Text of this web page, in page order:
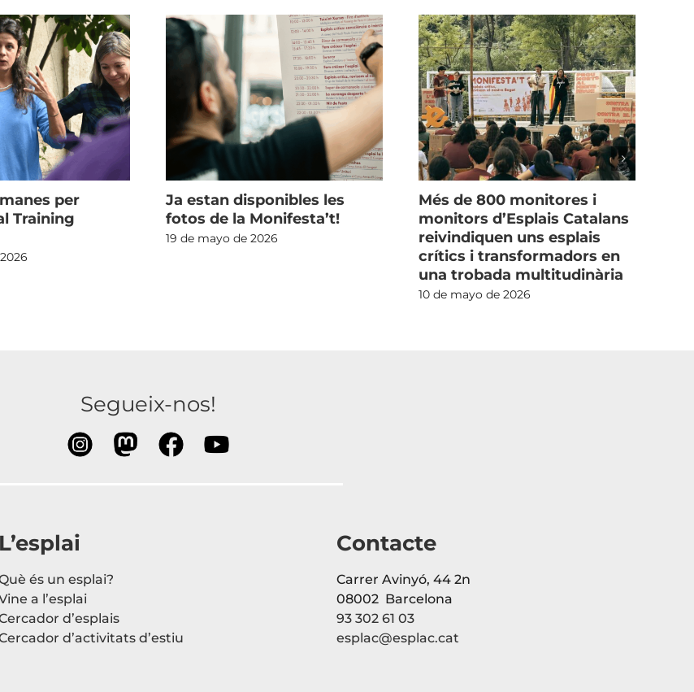
per
Training
Ja estan disponibles les
fotos de la Monifesta’t!
19 de mayo de 2026
Més de 800 monitores i
monitors d’Esplais Catalans
reivindiquen uns esplais
crítics i transformadors en
una trobada multitudinària
10 de mayo de 2026
Segueix-nos!
L’esplai
és un esplai?
a l’esplai
d’esplais
d’activitats d’estiu
Contacte
Carrer Avinyó, 44 2n
08002 Barcelona
93 302 61 03
esplac@esplac.cat